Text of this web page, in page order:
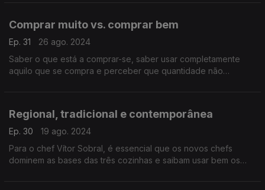
Comprar muito vs. comprar bem
Ep. 31
26 ago. 2024
Saber o que está a comprar-se, saber usar completamente
aquilo que se compra e perceber que quantidade não
Regional, tradicional e contemporânea
Ep. 30
19 ago. 2024
Para o chef Vítor Sobral, é essencial que os novos chefs
dominem as bases das três cozinhas e saibam usar bem os